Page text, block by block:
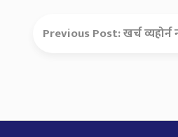
Previous Post:खर्च